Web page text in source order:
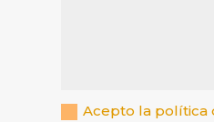
Acepto la política